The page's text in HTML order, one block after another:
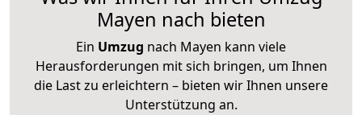
Mayen nach bieten
Ein Umzug nach Mayen kann viele
Herausforderungen mit sich bringen, um Ihnen
die Last zu erleichtern – bieten wir Ihnen unsere
Unterstützung an.